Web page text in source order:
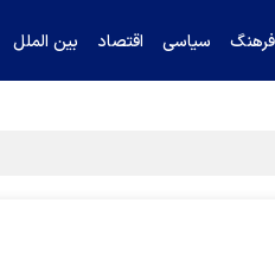
فرهنگ سیاسی اقتصاد بین الملل
سرطانی